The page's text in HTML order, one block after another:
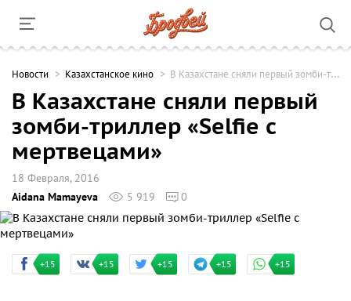
Новости Казахстанское кино В Казахстане сняли первый зомби-триллер «Selfie с мертвецами»
В Казахстане сняли первый
зомби-триллер «Selfie с
мертвецами»
18 Февраля, 2016
Aidana Mamayeva
5 919 0
+15 +15 +15 +15 +15